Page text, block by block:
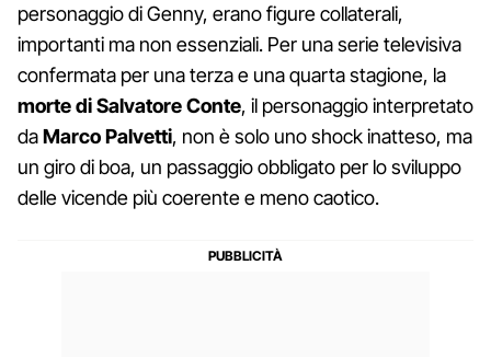
personaggio di Genny, erano figure collaterali,
importanti ma non essenziali. Per una serie televisiva
confermata per una terza e una quarta stagione, la
morte di Salvatore Conte, il personaggio interpretato
daMarco Palvetti, non è solo uno shock inatteso, ma
un giro di boa, un passaggio obbligato per lo sviluppo
delle vicende più coerente e meno caotico.